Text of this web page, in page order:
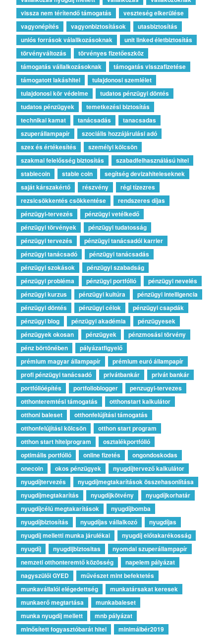
vissza nem térítendő támogatás
veszteség elkerülése
vagyonépítés
vagyonbiztosítások
utasbiztosítás
uniós források válallkozásoknak
unit linked életbiztosítás
törvényváltozás
törvényes fizetőeszköz
támogatás vállalkozásoknak
támogatás visszafizetése
támogatott lakáshitel
tulajdonosi szemlélet
tulajdonosi kör védelme
tudatos pénzügyi döntés
tudatos pénzügyek
temetkezési biztosítás
technikai kamat
tanácsadás
tanacsadas
szuperállampapír
szociális hozzájárulási adó
szex és értékesítés
személyi kölcsön
szakmai felelősség biztosítás
szabadfelhasználású hitel
stablecoin
stable coin
segítség devizahiteleseknek
saját kárszakértő
részvény
régi tízezres
rezsicsökkentés csökkentése
rendszeres díjas
pénzügyi-tervezés
pénzügyi vetélkedő
pénzügyi törvények
pénzügyi tudatosság
pénzügyi tervezés
pénzügyi tanácsadói karrier
pénzügyi tanácsadó
pénzügyi tanácsadás
pénzügyi szokások
pénzügyi szabadság
pénzügyi probléma
pénzügyi portfólió
pénzügyi nevelés
pénzügyi kurzus
pénzügyi kultúra
pénzügyi intelligencia
pénzügyi döntés
pénzügyi célok
pénzügyi csapdák
pénzügyi blog
pénzügyi akadémia
pénzügyesek
pénzügyek okosan
pénzügyek
pénzmosási törvény
pénz börtönében
pályázatfigyelő
prémium magyar állampapír
prémium euró állampapír
profi pénzügyi tanácsadó
privátbankár
privát bankár
portfólióépítés
portfolioblogger
penzugyi-tervezes
otthonteremtési támogatás
otthonstart kalkulátor
otthoni baleset
otthonfelújítási támogatás
otthonfelújítási kölcsön
otthon start program
otthon start hitelprogram
osztalékportfólió
optimális portfólió
online fizetés
ongondoskodas
onecoin
okos pénzügyek
nyugdíjtervező kalkulátor
nyugdíjtervezés
nyugdíjmegtakarítások összehasonlítása
nyugdíjmegtakarítás
nyugdíjkötvény
nyugdíjkorhatár
nyugdíjcélú megtakarítások
nyugdíjbomba
nyugdíjbiztosítás
nyugdíjas vállalkozó
nyugdíjas
nyugdíj melletti munka járulékai
nyugdíj előtakarékosság
nyugdíj
nyugdijbiztositas
nyomdai szuperállampapír
nemzeti otthonteremtő közösség
napelem pályázat
nagyszülői GYED
művészet mint befektetés
munkavállalói elégedettség
munkatársakat keresek
munkaerő megtartása
munkabaleset
munka nyugdíj mellett
mnb pályázat
minősített fogyasztóbarát hitel
minimálbér2019